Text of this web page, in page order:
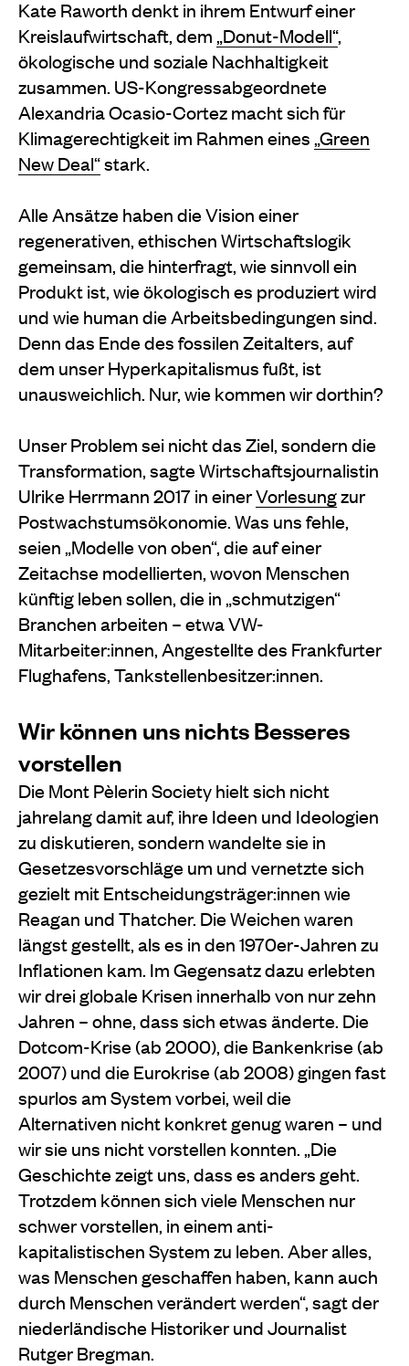
Kate Raworth denkt in ihrem Entwurf einer
Kreislaufwirtschaft, dem„Donut-Modell“,
ökologische und soziale Nachhaltigkeit
zusammen. US-Kongressabgeordnete
Alexandria Ocasio-Cortez macht sich für
Klimagerechtigkeit im Rahmen eines„Green
New Deal“stark.
Alle Ansätze haben die Vision einer
regenerativen, ethischen Wirtschaftslogik
gemeinsam, die hinterfragt, wie sinnvoll ein
Produkt ist, wie ökologisch es produziert wird
und wie human die Arbeitsbedingungen sind.
Denn das Ende des fossilen Zeitalters, auf
dem unser Hyperkapitalismus fußt, ist
unausweichlich. Nur, wie kommen wir dorthin?
Unser Problem sei nicht das Ziel, sondern die
Transformation, sagte Wirtschaftsjournalistin
Ulrike Herrmann 2017 in einerVorlesungzur
Postwachstumsökonomie. Was uns fehle,
seien „Modelle von oben“, die auf einer
Zeitachse modellierten, wovon Menschen
künftig leben sollen, die in „schmutzigen“
Branchen arbeiten – etwa VW-
Mitarbeiter:innen, Angestellte des Frankfurter
Flughafens, Tankstellenbesitzer:innen.
Wir können uns nichts Besseres
vorstellen
Die Mont Pèlerin Society hielt sich nicht
jahrelang damit auf, ihre Ideen und Ideologien
zu diskutieren, sondern wandelte sie in
Gesetzesvorschläge um und vernetzte sich
gezielt mit Entscheidungsträger:innen wie
Reagan und Thatcher. Die Weichen waren
längst gestellt, als es in den 1970er-Jahren zu
Inflationen kam. Im Gegensatz dazu erlebten
wir drei globale Krisen innerhalb von nur zehn
Jahren – ohne, dass sich etwas änderte. Die
Dotcom-Krise (ab 2000), die Bankenkrise (ab
2007) und die Eurokrise (ab 2008) gingen fast
spurlos am System vorbei, weil die
Alternativen nicht konkret genug waren – und
wir sie uns nicht vorstellen konnten. „Die
Geschichte zeigt uns, dass es anders geht.
Trotzdem können sich viele Menschen nur
schwer vorstellen, in einem anti-
kapitalistischen System zu leben. Aber alles,
was Menschen geschaffen haben, kann auch
durch Menschen verändert werden“, sagt der
niederländische Historiker und Journalist
Rutger Bregman.